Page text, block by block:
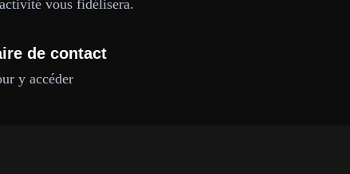
vous fidélisera.
de contact
y accéder